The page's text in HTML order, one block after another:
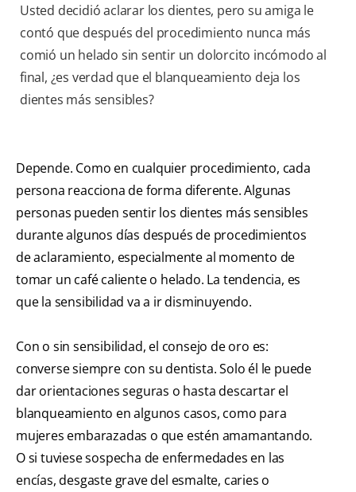
PARA PROFESIONALES
CUPONES
Usted decidió aclarar los dientes, pero su amiga le
contó que después del procedimiento nunca más
comió un helado sin sentir un dolorcito incómodo al
final, ¿es verdad que el blanqueamiento deja los
dientes más sensibles?
Depende. Como en cualquier procedimiento, cada
persona reacciona de forma diferente. Algunas
personas pueden sentir los dientes más sensibles
durante algunos días después de procedimientos
de aclaramiento, especialmente al momento de
tomar un café caliente o helado. La tendencia, es
que la sensibilidad va a ir disminuyendo.
Con o sin sensibilidad, el consejo de oro es:
converse siempre con su dentista. Solo él le puede
dar orientaciones seguras o hasta descartar el
blanqueamiento en algunos casos, como para
mujeres embarazadas o que estén amamantando.
O si tuviese sospecha de enfermedades en las
encías, desgaste grave del esmalte, caries o